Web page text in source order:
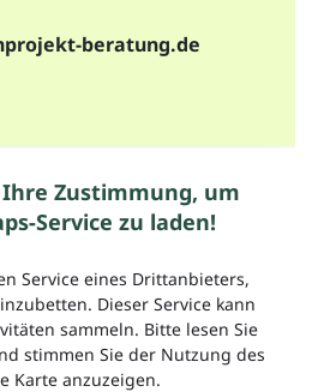
beratung.de
Zustimmung, um
Service zu laden!
Service eines Drittanbieters,
Dieser Service kann
sammeln. Bitte lesen Sie
stimmen Sie der Nutzung des
Karte anzuzeigen.